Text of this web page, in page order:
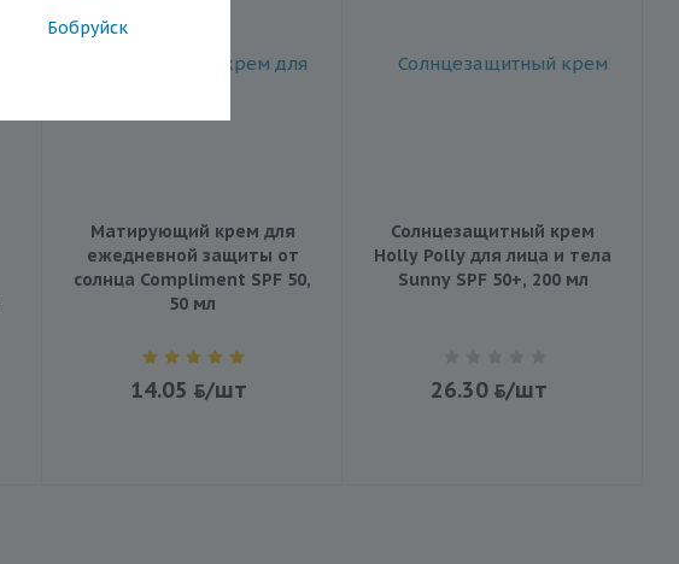
Бобруйск
Матирующий крем для
ежедневной защиты от
солнца Compliment SPF 50,
50 мл
14.05 /шт
Солнцезащитный крем
Holly Polly для лица и тела
Sunny SPF 50+, 200 мл
26.30 /шт